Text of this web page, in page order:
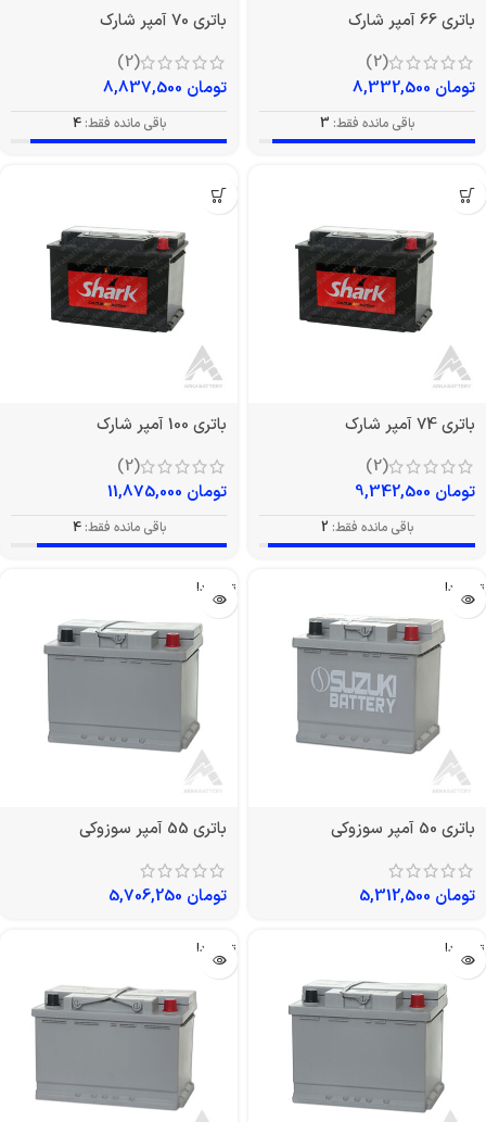
باتری 66 آمپر شارک
(2)
تومان
باقی مانده فقط: 3
باتری 70 آمپر شارک
(2)
تومان
باقی مانده فقط: 4
باتری 74 آمپر شارک
(2)
تومان
باقی مانده فقط: 2
باتری 100 آمپر شارک
(2)
تومان
باقی مانده فقط: 4
تمام شد!
باتری 50 آمپر سوزوکی
تومان
تمام شد!
باتری 55 آمپر سوزوکی
تومان
تمام شد! تمام شد!